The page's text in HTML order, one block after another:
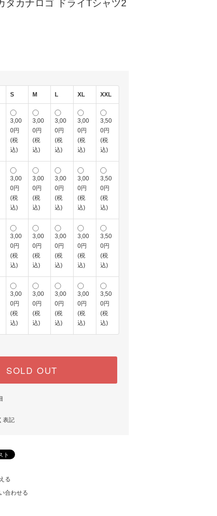
タカナロゴ ドライTシャツ2
S M L XL XXL
3,00
0円
(税
込)
3,00
0円
(税
込)
3,00
0円
(税
込)
3,00
0円
(税
込)
3,50
0円
(税
込)
3,00
0円
(税
込)
3,00
0円
(税
込)
3,00
0円
(税
込)
3,00
0円
(税
込)
3,50
0円
(税
込)
3,00
0円
(税
込)
3,00
0円
(税
込)
3,00
0円
(税
込)
3,00
0円
(税
込)
3,50
0円
(税
込)
3,00
0円
(税
込)
3,00
0円
(税
込)
3,00
0円
(税
込)
3,00
0円
(税
込)
3,50
0円
(税
込)
SOLD OUT
表記
る
合わせる